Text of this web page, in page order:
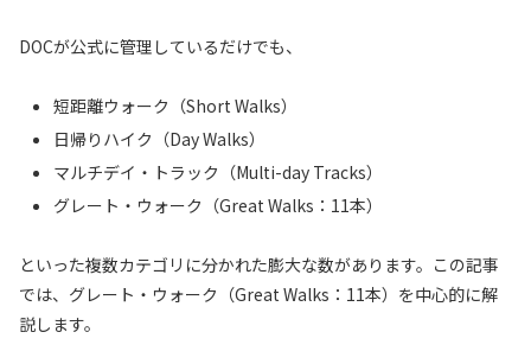
DOCが公式に管理しているだけでも、
短距離ウォーク（Short Walks）
日帰りハイク（Day Walks）
マルチデイ・トラック（Multi-day Tracks）
グレート・ウォーク（Great Walks：11本）
といった複数カテゴリに分かれた膨大な数があります。この記事
では、グレート・ウォーク（Great Walks：11本）を中心的に解
説します。